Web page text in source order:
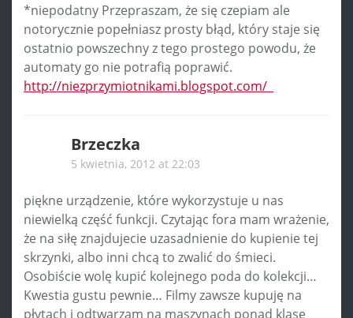
*niepodatny Przepraszam, że się czepiam ale
notorycznie popełniasz prosty błąd, który staje się
ostatnio powszechny z tego prostego powodu, że
automaty go nie potrafią poprawić.
http://niezprzymiotnikami.blogspot.com/
Brzeczka
5 kwietnia, 2012 at 22:03
piękne urządzenie, które wykorzystuje u nas
niewielką część funkcji. Czytając fora mam wrażenie,
że na siłę znajdujecie uzasadnienie do kupienie tej
skrzynki, albo inni chcą to zwalić do śmieci.
Osobiście wolę kupić kolejnego poda do kolekcji…
Kwestia gustu pewnie… Filmy zawsze kupuję na
płytach i odtwarzam na maszynach ponad klasę